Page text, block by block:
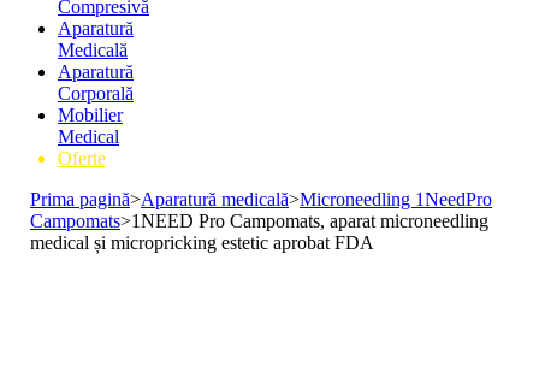
Compresivă
Aparatură
Medicală
Aparatură
Corporală
Mobilier
Medical
Oferte
Prima pagină>Aparatură medicală>Microneedling 1NeedPro
Campomats>1NEED Pro Campomats, aparat microneedling
medical și micropricking estetic aprobat FDA